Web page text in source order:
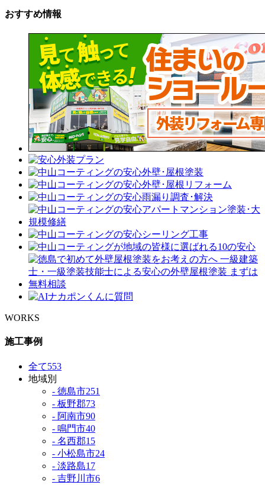
おすすめ情報
WORKS
施工事例
全て553
地域別
- 徳島市251
- 板野郡73
- 阿南市90
- 鳴門市40
- 名西郡15
- 小松島市24
- 淡路島17
- 吉野川市6